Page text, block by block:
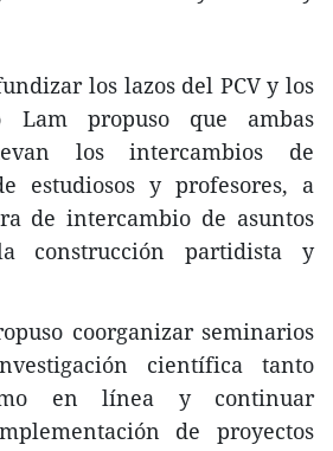
los lazos del PCV y los
Lam propuso que ambas
los intercambios de
estudiosos y profesores, a
de intercambio de asuntos
construcción partidista y
coorganizar seminarios
científica tanto
en línea y continuar
de proyectos